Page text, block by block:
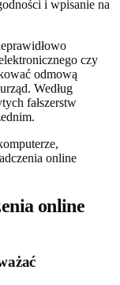
i wpisanie na
czy
odmową
Według
fałszerstw
online